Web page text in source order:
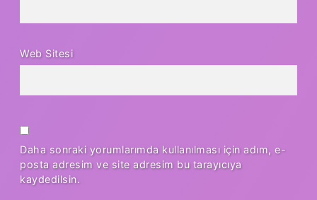
Web Sitesi
Daha sonraki yorumlarımda kullanılması için adım, e-
posta adresim ve site adresim bu tarayıcıya
kaydedilsin.